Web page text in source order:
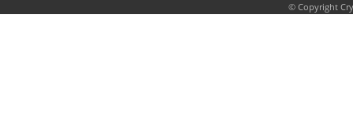
© Copyright